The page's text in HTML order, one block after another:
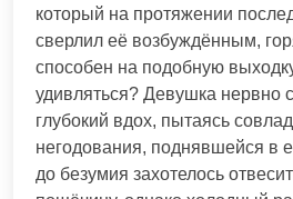
который на протяжении
сверлил её возбуждённым,
способен на подобную
удивляться? Девушка нервно
глубокий вдох, пытаясь
негодования, поднявшейся в
до безумия захотелось